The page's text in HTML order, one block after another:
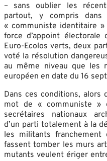
– sans oublier les
partout, y compris
« communiste identitaire »
force d’appoint
Euro-Ecolos verts, deux
voté la résolution
au même niveau que les
européen en date du 16
Dans ces conditions, alors
mot de « communiste »
secrétaires nationaux
d’un parti totalement à la
les militants
fassent tomber les murs
mutants veulent ériger